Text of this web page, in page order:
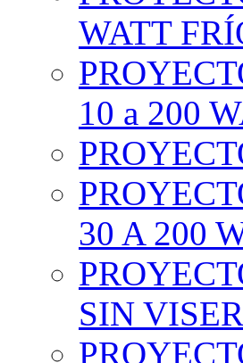
WATT
10 a 200
30 A 200
SIN